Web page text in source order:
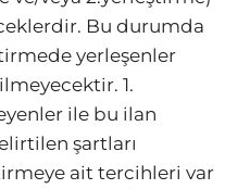
Bu durumda
yerleşenler
1.
ile bu ilan
şartları
ait tercihleri var